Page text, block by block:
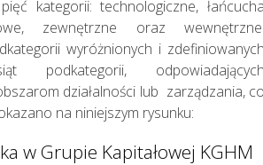
w sferze
kategorii: technologiczne,
zewnętrzne oraz
wyróżnionych i
podkategorii,
działalności lub zarządzania,
na niniejszym rysunku:
w Grupie Kapitałowej KGHM